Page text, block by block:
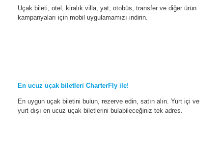
Uçak bileti, otel, kiralık villa, yat, otobüs, transfer ve diğer ürün
kampanyaları için mobil uygulamamızı indirin.
En ucuz uçak biletleri CharterFly ile!
En uygun uçak biletini bulun, rezerve edin, satın alın. Yurt içi ve
yurt dışı en ucuz uçak biletlerini bulabileceğiniz tek adres.